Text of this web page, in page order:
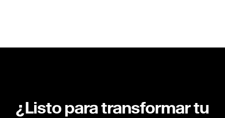
¿Listo para transformar tu